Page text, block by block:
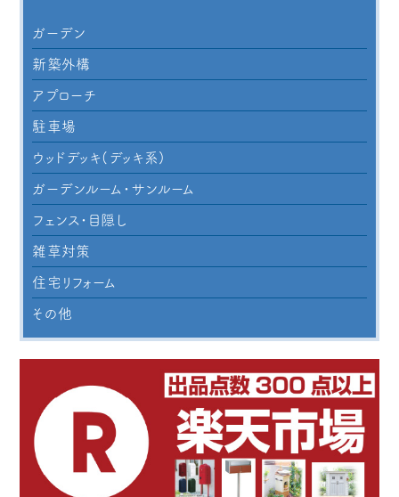
ガーデン
新築外構
アプローチ
駐車場
ウッドデッキ(デッキ系)
ガーデンルーム・サンルーム
フェンス・目隠し
雑草対策
住宅リフォーム
その他